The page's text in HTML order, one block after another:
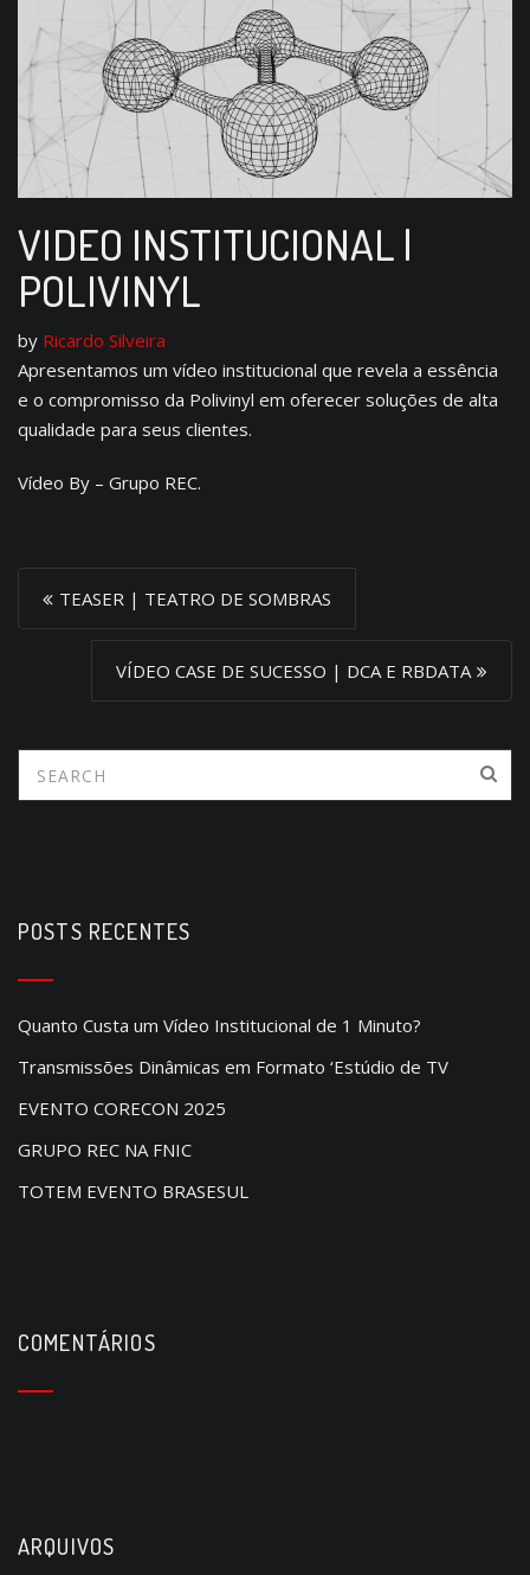
VIDEO INSTITUCIONAL |
POLIVINYL
by Ricardo Silveira
Apresentamos um vídeo institucional que revela a essência
e o compromisso da Polivinyl em oferecer soluções de alta
qualidade para seus clientes.
Vídeo By – Grupo REC.
o
n
a
t
i
o
n
TEASER | TEATRO DE SOMBRAS
VÍDEO CASE DE SUCESSO | DCA E RBDATA
POSTS RECENTES
Quanto Custa um Vídeo Institucional de 1 Minuto?
Transmissões Dinâmicas em Formato ‘Estúdio de TV
EVENTO CORECON 2025
GRUPO REC NA FNIC
TOTEM EVENTO BRASESUL
COMENTÁRIOS
ARQUIVOS